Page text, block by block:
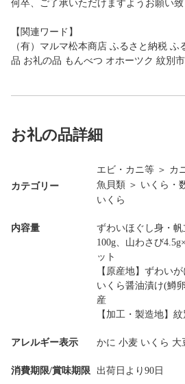
何卒、ご了承いただけますようお願い致
【関連ワード】
（有）マルマ松本商店 ふるさと納税
品 お礼の品 もんべつ オホーツク 紋別
お礼の品詳細
カテゴリー
エビ・カニ等 ＞ カ
魚貝類 ＞ いくら・
いくら
内容量
ずわいほぐし身・
100g、山わさび
ット
【原産地】ずわい
いくら醤油漬け(鱒
産
【加工・製造地】
アレルギー表示 かに 小麦 いくら 大
消費期限/賞味期限 出荷日より90日